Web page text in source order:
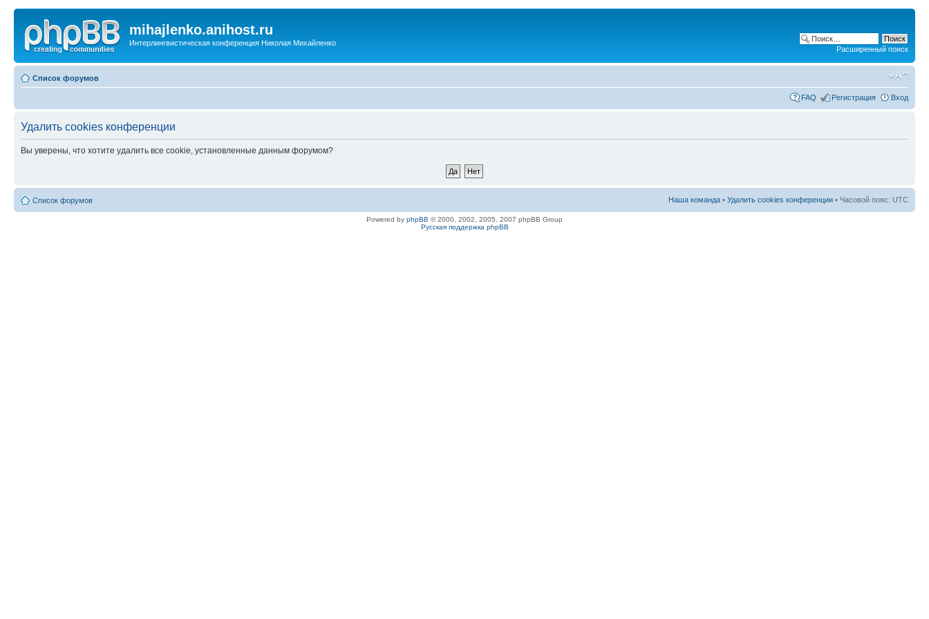
mihajlenko.anihost.ru
Интерлингвистическая конференция Николая Михайленко
Расширенный поиск
Список форумов
FAQ Регистрация Вход
Удалить cookies конференции
Вы уверены, что хотите удалить все cookie, установленные данным форумом?
Список форумов Наша команда • Удалить cookies конференции • Часовой пояс: UTC
Powered by phpBB © 2000, 2002, 2005, 2007 phpBB Group
Русская поддержка phpBB